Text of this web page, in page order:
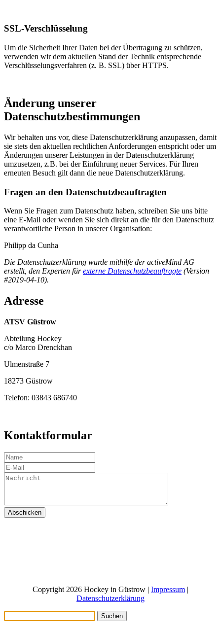
SSL-Verschlüsselung
Um die Sicherheit Ihrer Daten bei der Übertragung zu schützen,
verwenden wir dem aktuellen Stand der Technik entsprechende
Verschlüsselungsverfahren (z. B. SSL) über HTTPS.
Änderung unserer
Datenschutzbestimmungen
Wir behalten uns vor, diese Datenschutzerklärung anzupassen, damit
sie stets den aktuellen rechtlichen Anforderungen entspricht oder um
Änderungen unserer Leistungen in der Datenschutzerklärung
umzusetzen, z.B. bei der Einführung neuer Services. Für Ihren
erneuten Besuch gilt dann die neue Datenschutzerklärung.
Fragen an den Datenschutzbeauftragten
Wenn Sie Fragen zum Datenschutz haben, schreiben Sie uns bitte
eine E-Mail oder wenden Sie sich direkt an die für den Datenschutz
verantwortliche Person in unserer Organisation:
Philipp da Cunha
Die Datenschutzerklärung wurde mithilfe der activeMind AG
erstellt, den Experten fürexterne Datenschutzbeauftragte (Version
#2019-04-10).
Adresse
ATSV Güstrow
Abteilung Hockey
c/o Marco Drenckhan
Ulmenstraße 7
18273 Güstrow
Telefon: 03843 686740
Kontaktformular
Abschicken
Copyright 2026 Hockey in Güstrow | Impressum |
Datenschutzerklärung
Suchen